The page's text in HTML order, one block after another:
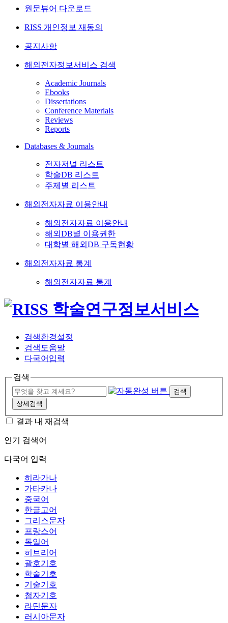
원문뷰어 다운로드
RISS 개인정보 재동의
공지사항
해외전자정보서비스 검색
Academic Journals
Ebooks
Dissertations
Conference Materials
Reviews
Reports
Databases & Journals
전자저널 리스트
학술DB 리스트
주제별 리스트
해외전자자료 이용안내
해외전자자료 이용안내
해외DB별 이용권한
대학별 해외DB 구독현황
해외전자자료 통계
해외전자자료 통계
검색환경설정
검색도움말
다국어입력
검색
검색
상세검색
결과 내 재검색
인기 검색어
다국어 입력
히라가나
가타카나
중국어
한글고어
그리스문자
프랑스어
독일어
히브리어
괄호기호
학술기호
기술기호
첨자기호
라틴문자
러시아문자